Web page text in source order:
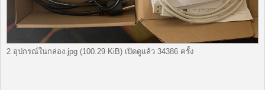
2 อุปกรณ์ในกล่อง.jpg (100.29 KiB) เปิดดูแล้ว 34386 ครั้ง